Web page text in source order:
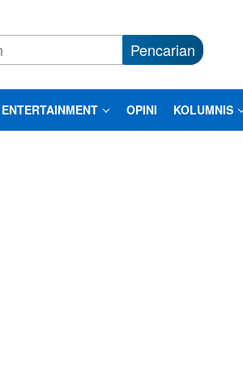
Pencarian
ENTERTAINMENT OPINI KOLUMNIS